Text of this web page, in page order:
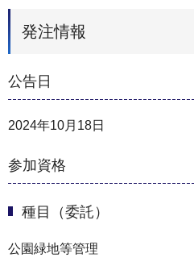
発注情報
公告日
2024年10月18日
参加資格
種目（委託）
公園緑地等管理